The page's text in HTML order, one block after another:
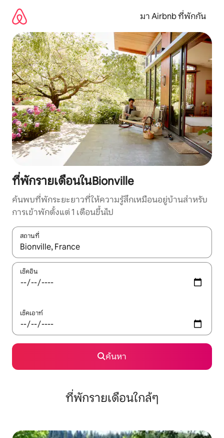
เนื้อหา
มา Airbnb ที่พักกัน
ที่พักรายเดือนในBionville
ค้นพบที่พักระยะยาวที่ให้ความรู้สึกเหมือนอยู่บ้านสำหรับ
การเข้าพักตั้งแต่ 1 เดือนขึ้นไป
สถานที่
ใช้ลูกศรขึ้นลง หรือใช้การสัมผัสหรือปัด เพื่อสำรวจผลการค้นหา
เช็คอิน
เช็คเอาท์
ค้นหา
ที่พักรายเดือนใกล้ๆ